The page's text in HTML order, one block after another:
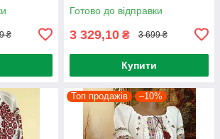
₴
Готово до відправки
3 329,10 ₴ 3 699 ₴
Купити
Топ продажів –10%